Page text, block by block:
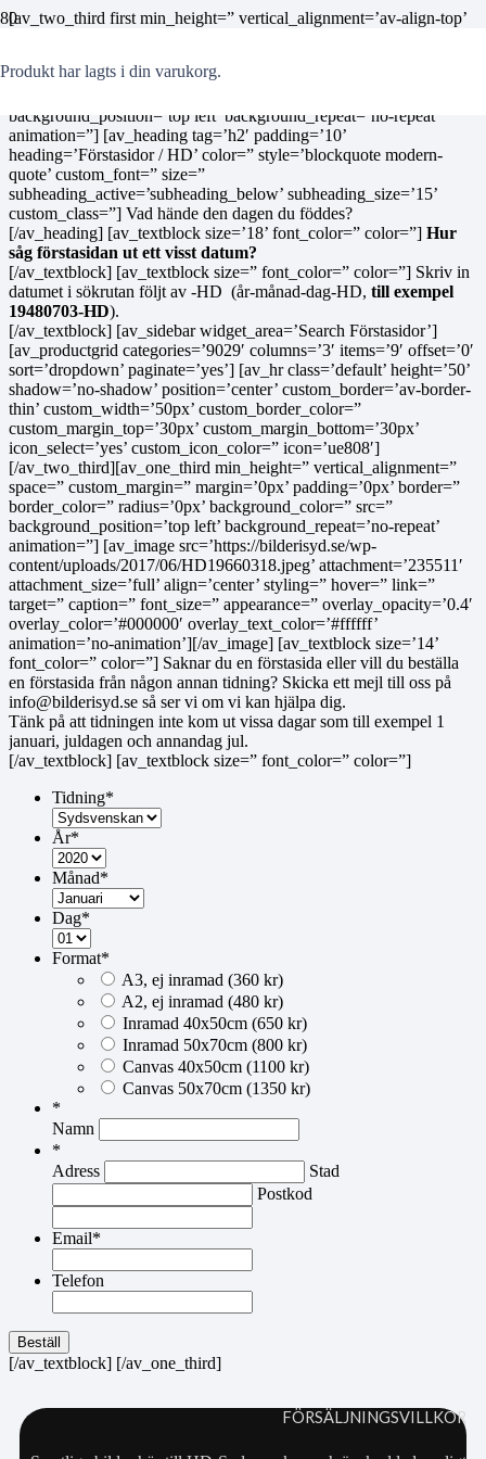
Produkt har lagts i din varukorg.
[av_two_third first min_height=” vertical_alignment=’av-align-top’
border_color=” radius=’0px’ radius_sync=’true’
background_position=’top left’ background_repeat=’no-repeat’
animation=”] [av_heading tag=’h2′ padding=’10’
heading=’Förstasidor / HD’ color=” style=’blockquote modern-
quote’ custom_font=” size=”
subheading_active=’subheading_below’ subheading_size=’15’
custom_class=”] Vad hände den dagen du föddes?
[/av_heading] [av_textblock size=’18’ font_color=” color=”] Hur
såg förstasidan ut ett visst datum?
[/av_textblock] [av_textblock size=” font_color=” color=”] Skriv in
datumet i sökrutan följt av -HD (år-månad-dag-HD, till exempel
19480703-HD).
[/av_textblock] [av_sidebar widget_area=’Search Förstasidor’]
[av_productgrid categories=’9029′ columns=’3′ items=’9′ offset=’0′
sort=’dropdown’ paginate=’yes’] [av_hr class=’default’ height=’50’
shadow=’no-shadow’ position=’center’ custom_border=’av-border-
thin’ custom_width=’50px’ custom_border_color=”
custom_margin_top=’30px’ custom_margin_bottom=’30px’
icon_select=’yes’ custom_icon_color=” icon=’ue808′]
[/av_two_third][av_one_third min_height=” vertical_alignment=”
space=” custom_margin=” margin=’0px’ padding=’0px’ border=”
border_color=” radius=’0px’ background_color=” src=”
background_position=’top left’ background_repeat=’no-repeat’
animation=”] [av_image src=’https://bilderisyd.se/wp-
content/uploads/2017/06/HD19660318.jpeg’ attachment=’235511′
attachment_size=’full’ align=’center’ styling=” hover=” link=”
target=” caption=” font_size=” appearance=” overlay_opacity=’0.4′
overlay_color=’#000000′ overlay_text_color=’#ffffff’
animation=’no-animation’][/av_image] [av_textblock size=’14’
font_color=” color=”] Saknar du en förstasida eller vill du beställa
en förstasida från någon annan tidning? Skicka ett mejl till oss på
info@bilderisyd.se så ser vi om vi kan hjälpa dig.
Tänk på att tidningen inte kom ut vissa dagar som till exempel 1
januari, juldagen och annandag jul.
[/av_textblock] [av_textblock size=” font_color=” color=”]
Tidning*
År*
Månad*
Dag*
Format*
A3, ej inramad (360 kr)
A2, ej inramad (480 kr)
Inramad 40x50cm (650 kr)
Inramad 50x70cm (800 kr)
Canvas 40x50cm (1100 kr)
Canvas 50x70cm (1350 kr)
*
Namn
*
Adress
Stad
Postkod
Email*
Telefon
Beställ
[/av_textblock] [/av_one_third]
FÖRSÄLJNINGSVILLKOR